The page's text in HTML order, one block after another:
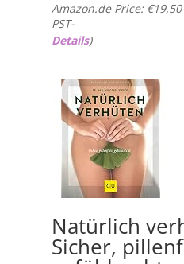
Amazon.de Price: €19,50
PST-
Details)
Natürlich
Sicher,